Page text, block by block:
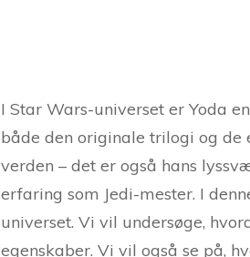
I Star Wars-universet er Yoda
både den originale trilogi og de
verden – det er også hans
erfaring som Jedi-mester. I
universet. Vi vil undersøge,
egenskaber. Vi vil også se på,